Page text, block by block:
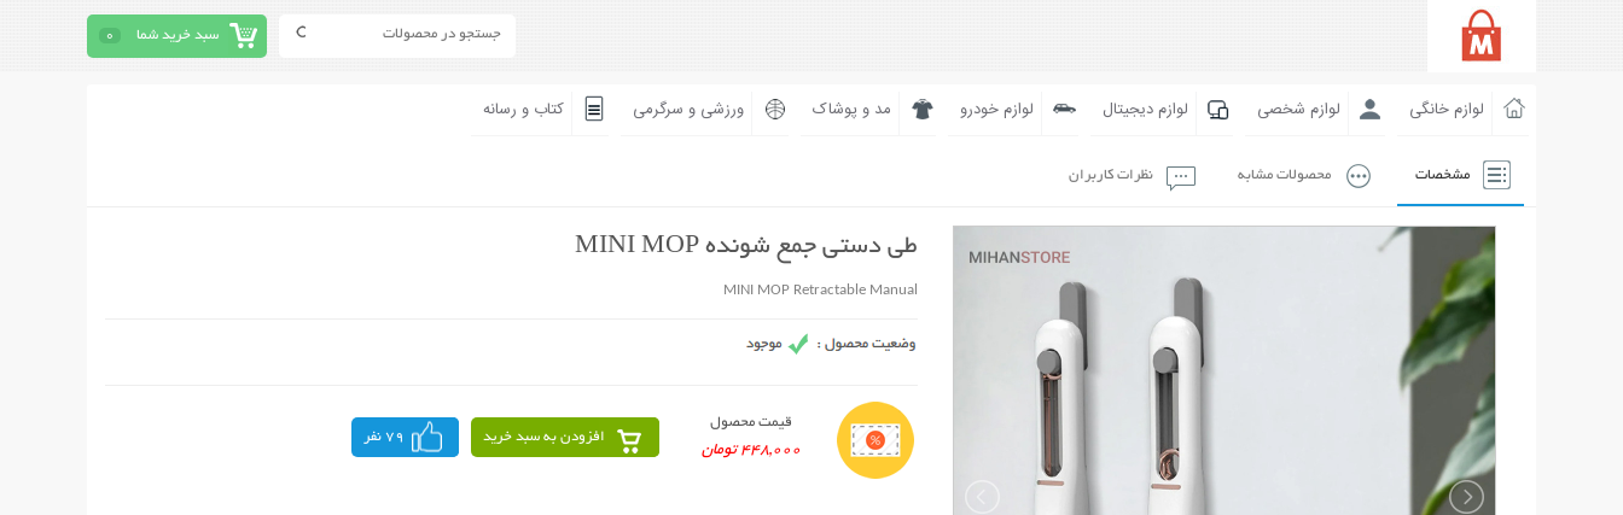
سبد خرید شما 0
لوازم خانگی لوازم شخصی لوازم دیجیتال لوازم خودرو مد و پوشاک ورزشی و سرگرمی کتاب و رسانه
مشخصات محصولات مشابه نظرات کاربران
طی دستی جمع شونده MINI MOP
MINI MOP Retractable Manual
قیمت محصول
448,000 تومان
افزودن به سبد خرید 79 نفر